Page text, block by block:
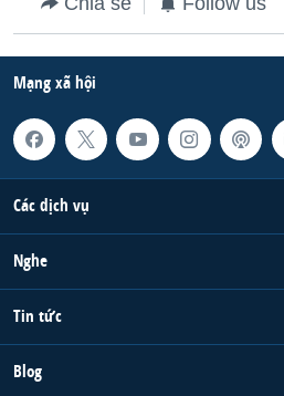
Mạng xã hội
Các dịch vụ
Nghe
Tin tức
Blog